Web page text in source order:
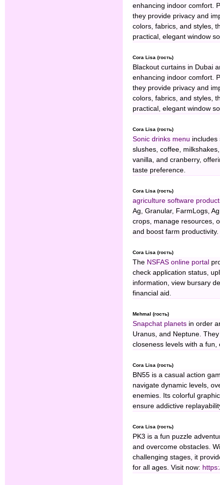
enhancing indoor comfort.
they provide privacy and
colors, fabrics, and styles,
practical, elegant window
Cora Lisa (гость)
Blackout curtains in Dubai
enhancing indoor comfort.
they provide privacy and
colors, fabrics, and styles,
practical, elegant window
Cora Lisa (гость)
Sonic drinks menu includes
slushes, coffee,
vanilla, and cranberry,
taste preference.
Cora Lisa (гость)
agriculture software
Ag, Granular, FarmLogs,
crops, manage resources,
and boost farm productivity.
Cora Lisa (гость)
The NSFAS online portal
check application status,
information, view bursary
financial aid.
Mehmal (гость)
Snapchat planets in order
Uranus, and Neptune.
closeness levels with a
Cora Lisa (гость)
BN55 is a casual action
navigate dynamic levels,
enemies. Its colorful
ensure addictive
Cora Lisa (гость)
PK3 is a fun puzzle
and overcome obstacles.
challenging stages, it
for all ages. Visit now: